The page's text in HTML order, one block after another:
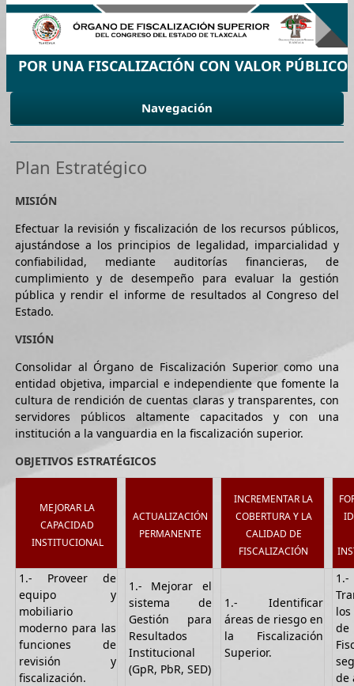
POR UNA FISCALIZACIÓN CON VALOR PÚBLICO
Navegación
Plan Estratégico
MISIÓN
Efectuar la revisión y fiscalización de los recursos públicos,
ajustándose a los principios de legalidad, imparcialidad y
confiabilidad, mediante auditorías financieras, de
cumplimiento y de desempeño para evaluar la gestión
pública y rendir el informe de resultados al Congreso del
Estado.
VISIÓN
Consolidar al Órgano de Fiscalización Superior como una
entidad objetiva, imparcial e independiente que fomente la
cultura de rendición de cuentas claras y transparentes, con
servidores públicos altamente capacitados y con una
institución a la vanguardia en la fiscalización superior.
OBJETIVOS ESTRATÉGICOS
MEJORAR LA
CAPACIDAD
INSTITUCIONAL
ACTUALIZACIÓN
PERMANENTE
INCREMENTAR LA
COBERTURA Y LA
CALIDAD DE
FISCALIZACIÓN
1.- Proveer de
equipo y
mobiliario
moderno para las
funciones de
revisión y
fiscalización.
1.- Mejorar el
sistema de
Gestión para
Resultados
Institucional
(GpR, PbR, SED)
1.- Identificar
áreas de riesgo en
la Fiscalización
Superior.
1.-
de
de